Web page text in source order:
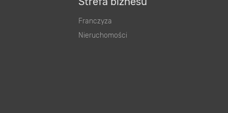
Franczyza
Nieruchomości